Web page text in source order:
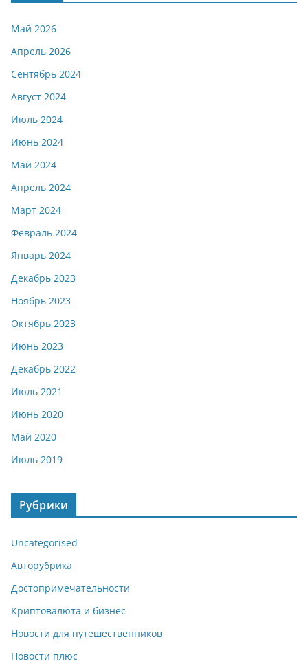
Май 2026
Апрель 2026
Сентябрь 2024
Август 2024
Июль 2024
Июнь 2024
Май 2024
Апрель 2024
Март 2024
Февраль 2024
Январь 2024
Декабрь 2023
Ноябрь 2023
Октябрь 2023
Июнь 2023
Декабрь 2022
Июль 2021
Июнь 2020
Май 2020
Июль 2019
Рубрики
Uncategorised
Авторубрика
Достопримечательности
Криптовалюта и бизнес
Новости для путешественников
Новости плюс